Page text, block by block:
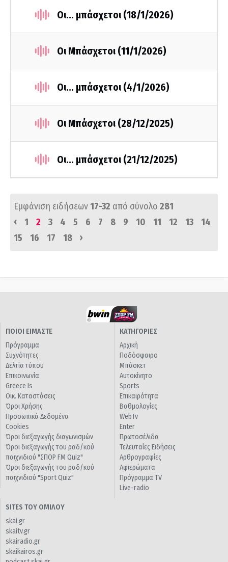
Οι... μπάσχετοι (18/1/2026)
Οι Μπάσχετοι (11/1/2026)
Οι... μπάσχετοι (4/1/2026)
Οι Μπάσχετοι (28/12/2025)
Οι... μπάσχετοι (21/12/2025)
Εμφάνιση ειδήσεων17-32 από σύνολο 281
‹
1 2 3 4 5 6 7 8 9 10 11 12 13
14
15
16 17 18 ›
ΠΟΙΟΙ ΕΙΜΑΣΤΕ
Πρόγραμμα
Συχνότητες
Δελτία τύπου
Επικοινωνία
Greece Is
Οικ. Καταστάσεις
Όροι Χρήσης
Προσωπικά Δεδομένα
Cookies
Όροι διεξαγωγής διαγωνισμών
Όροι διεξαγωγής του ραδ/κού
παιχνιδιού "ΣΠΟΡ FM Quiz"
Όροι διεξαγωγής του ραδ/κού
παιχνιδιού "Sport Quiz"
ΚΑΤΗΓΟΡΙΕΣ
Αρχική
Ποδόσφαιρο
Μπάσκετ
Αυτοκίνητο
Sports
Επικαιρότητα
Βαθμολογίες
WebTv
Enter
Πρωτοσέλιδα
Τελευταίες Ειδήσεις
Αρθρογραφίες
Αφιερώματα
Πρόγραμμα TV
Live-radio
SITES ΤΟΥ ΟΜΙΛΟΥ
skai.gr
skaitv.gr
skairadio.gr
skaikairos.gr